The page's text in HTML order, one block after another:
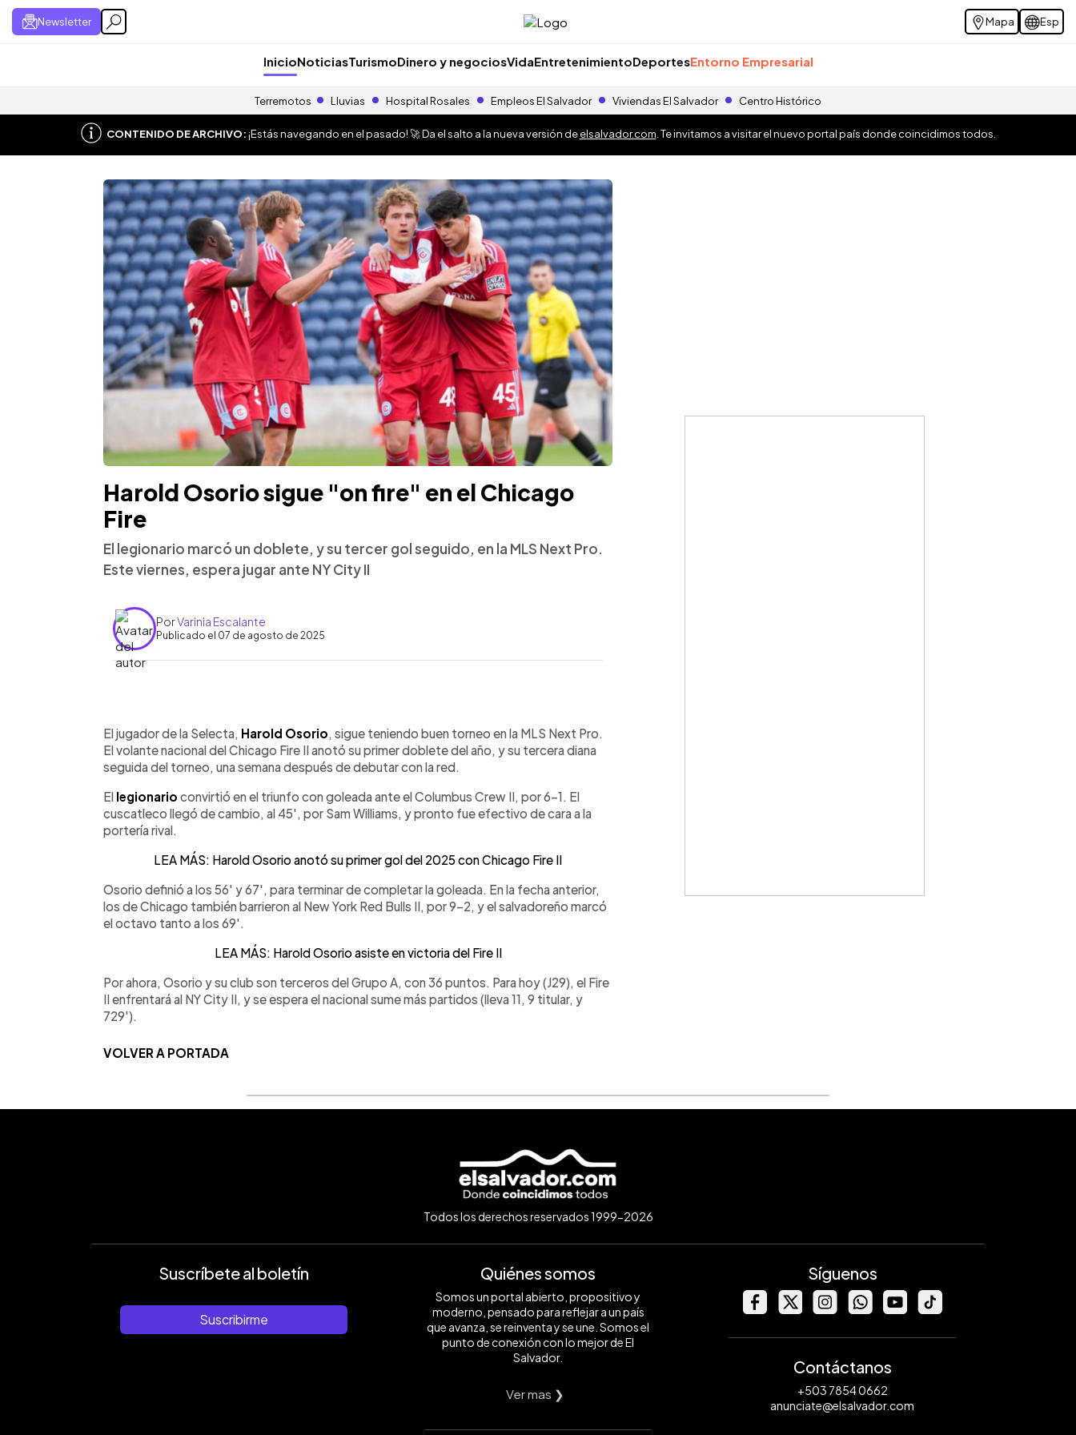
Newsletter Mapa Esp
InicioNoticiasTurismoDinero y negociosVidaEntretenimientoDeportesEntorno Empresarial
Terremotos Lluvias Hospital Rosales Empleos El Salvador Viviendas El Salvador Centro Histórico
CONTENIDO DE ARCHIVO:¡Estás navegando en el pasado! 🚀 Da el salto a la nueva versión deelsalvador.com . Te invitamos a visitar el nuevo portal país donde coincidimos todos.
Harold Osorio sigue "on fire" en el Chicago
Fire
El legionario marcó un doblete, y su tercer gol seguido, en la MLS Next Pro.
Este viernes, espera jugar ante NY City II
PorVarinia Escalante
Publicado el 07 de agosto de 2025
Escuchar artículo
El jugador de la Selecta, Harold Osorio , sigue teniendo buen torneo en la MLS Next Pro.
El volante nacional del Chicago Fire II anotó su primer doblete del año, y su tercera diana
seguida del torneo, una semana después de debutar con la red.
El legionario convirtió en el triunfo con goleada ante el Columbus Crew II, por 6-1. El
cuscatleco llegó de cambio, al 45', por Sam Williams, y pronto fue efectivo de cara a la
portería rival.
LEA MÁS: Harold Osorio anotó su primer gol del 2025 con Chicago Fire II
Osorio definió a los 56' y 67', para terminar de completar la goleada. En la fecha anterior,
los de Chicago también barrieron al New York Red Bulls II, por 9-2, y el salvadoreño marcó
el octavo tanto a los 69'.
LEA MÁS: Harold Osorio asiste en victoria del Fire II
Por ahora, Osorio y su club son terceros del Grupo A, con 36 puntos. Para hoy (J29), el Fire
II enfrentará al NY City II, y se espera el nacional sume más partidos (lleva 11, 9 titular, y
729').
VOLVER A PORTADA
Todos los derechos reservados 1999-2026
Suscríbete al boletín
Suscribirme
Quiénes somos
Somos un portal abierto, propositivo y
moderno, pensado para reflejar a un país
que avanza, se reinventa y se une. Somos el
punto de conexión con lo mejor de El
Salvador.
Ver mas ❯
Síguenos
Contáctanos
+503 7854 0662
anunciate@elsalvador.com